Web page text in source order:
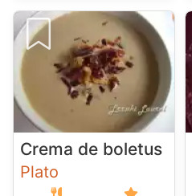
Crema de boletus
Plato